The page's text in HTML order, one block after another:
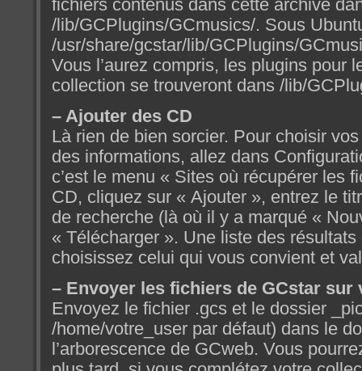
fichiers contenus dans cette archive
/lib/GCPlugins/GCmusics/. Sous
/usr/share/gcstar/lib/GCPlugins/
Vous l’aurez compris, les plugins pour
collection se trouveront dans /lib/
– Ajouter des CD
Là rien de bien sorcier. Pour choisir
des informations, allez dans
c’est le menu « Sites où récupérer les
CD, cliquez sur « Ajouter », entrez le
de recherche (là où il y a marqué «
« Télécharger ». Une liste des
choisissez celui qui vous convient et
– Envoyer les fichiers de GCstar sur
Envoyez le fichier .gcs et le dossier
/home/votre_user par défaut) dans le
l’arborescence de GCweb. Vous